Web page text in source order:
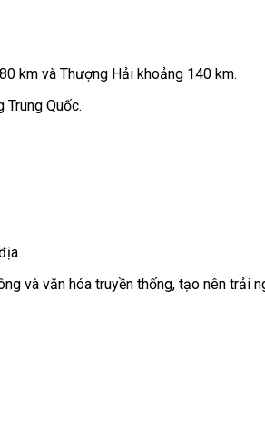
km và Thượng Hải khoảng 140 km.
Quốc.
và văn hóa truyền thống, tạo nên trải